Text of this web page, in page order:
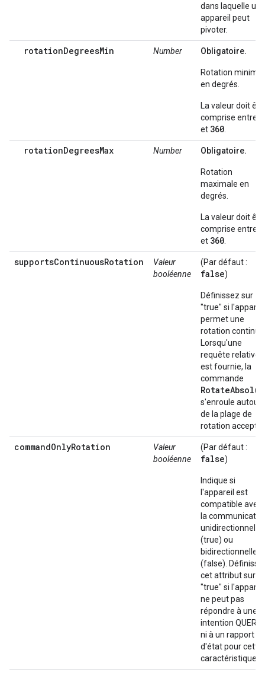
dans laquelle un
appareil peut
pivoter.
rotationDegreesMin Number Obligatoire.
Rotation
en degrés.
La valeur doit
comprise entre
et 360
rotationDegreesMax Number Obligatoire.
Rotation
maximale en
degrés.
La valeur doit
comprise entre
et 360
supportsContinuousRotation
Valeur
booléenne
(Par défaut :
false)
Définissez sur
"true" si l'appareil
permet une
rotation
Lorsqu'une
requête relative
est fournie, la
commande
s'enroule autour
de la plage de
rotation
commandOnlyRotation
Valeur
booléenne
(Par défaut :
false)
Indique si
l'appareil est
compatible avec
la
unidirectionnelle
(true) ou
bidirectionnelle
(false).
cet attribut sur
"true" si l'appareil
ne peut pas
répondre à une
intention QUERY
ni à un rapport
d'état pour cette
caractéristique.